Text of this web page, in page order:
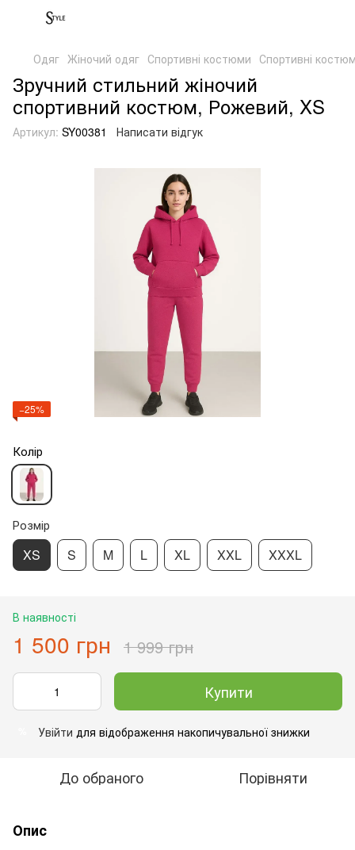
Одяг Жіночий одяг Спортивні костюми Спортивні
Зручний стильний жіночий
спортивний костюм, Рожевий, XS
Артикул: SY00381 Написати відгук
−25%
Колір
Розмір
XS S M L XL XXL XXXL
В наявності
1 500 грн 1 999 грн
Купити
Увійти для відображення накопичувальної знижки
До обраного Порівняти
Опис